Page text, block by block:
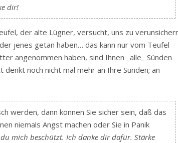
dir!
der alte Lügner, versucht, uns zu
jenes getan haben… das kann nur vom Teufel
angenommen haben, sind Ihnen _alle_ Sünden
noch nicht mal mehr an Ihre Sünden; an
werden, dann können Sie sicher sein, daß das
niemals Angst machen oder Sie in Panik
mich beschützt. Ich danke dir dafür. Stärke